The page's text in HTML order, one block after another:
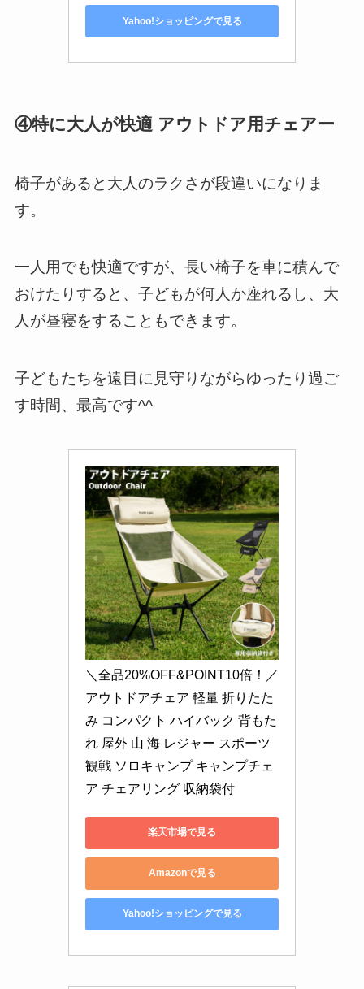
Yahoo!ショッピングで見る
④特に大人が快適 アウトドア用チェアー
椅子があると大人のラクさが段違いになりま
す。
一人用でも快適ですが、長い椅子を車に積んで
おけたりすると、子どもが何人か座れるし、大
人が昼寝をすることもできます。
子どもたちを遠目に見守りながらゆったり過ご
す時間、最高です^^
＼全品20%OFF&POINT10倍！／
アウトドアチェア 軽量 折りたた
み コンパクト ハイバック 背もた
れ 屋外 山 海 レジャー スポーツ
観戦 ソロキャンプ キャンプチェ
ア チェアリング 収納袋付
楽天市場で見る
Amazonで見る
Yahoo!ショッピングで見る